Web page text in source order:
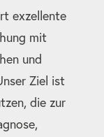
exzellente
mit
und
Ziel ist
die zur